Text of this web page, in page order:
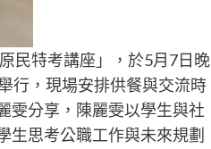
民特考講座」，於5月7日晚
行，現場安排供餐與交流時
雯分享，陳麗雯以學生與社
生思考公職工作與未來規劃